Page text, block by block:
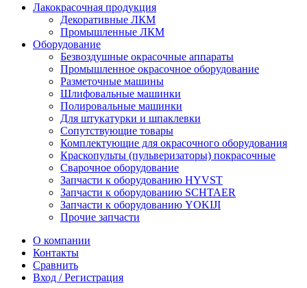
Лакокрасочная продукция
Декоративные ЛКМ
Промышленные ЛКМ
Оборудование
Безвоздушные окрасочные аппараты
Промышленное окрасочное оборудование
Разметочные машины
Шлифовальные машинки
Полировальные машинки
Для штукатурки и шпаклевки
Сопутствующие товары
Комплектующие для окрасочного оборудования
Краскопульты (пульверизаторы) покрасочные
Сварочное оборудование
Запчасти к оборудованию HYVST
Запчасти к оборудованию SCHTAER
Запчасти к оборудованию YOKIJI
Прочие запчасти
О компании
Контакты
Сравнить
Вход / Регистрация